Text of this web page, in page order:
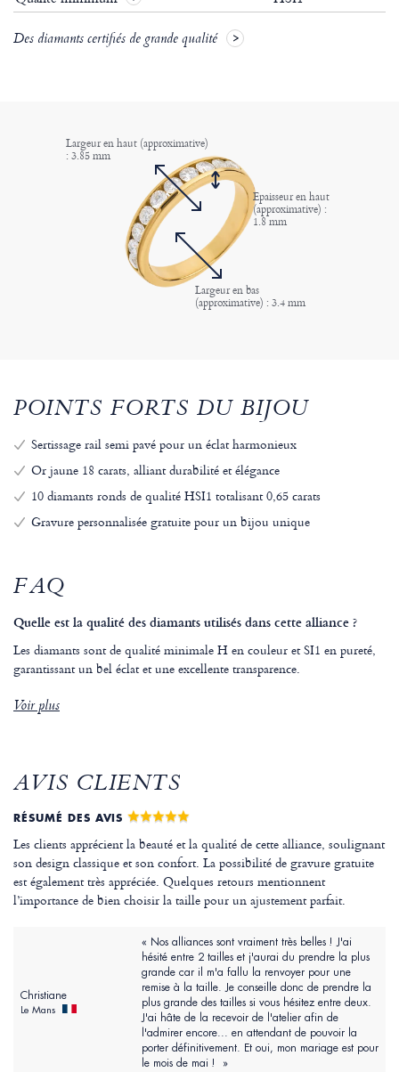
Des diamants certifiés de grande qualité
Largeur en haut (approximative)
: 3.85 mm
Epaisseur en haut
(approximative) :
1.8 mm
Largeur en bas
(approximative) : 3.4 mm
POINTS FORTS DU BIJOU
Sertissage rail semi pavé pour un éclat harmonieux
Or jaune 18 carats, alliant durabilité et élégance
10 diamants ronds de qualité HSI1 totalisant 0,65 carats
Gravure personnalisée gratuite pour un bijou unique
FAQ
Quelle est la qualité des diamants utilisés dans cette alliance ?
Les diamants sont de qualité minimale H en couleur et SI1 en pureté,
garantissant un bel éclat et une excellente transparence.
Voir plus
AVIS CLIENTS
RÉSUMÉ DES AVIS
Les clients apprécient la beauté et la qualité de cette alliance, soulignant
son design classique et son confort. La possibilité de gravure gratuite
est également très appréciée. Quelques retours mentionnent
l’importance de bien choisir la taille pour un ajustement parfait.
Christiane
Le Mans
« Nos alliances sont vraiment très belles ! J'ai
hésité entre 2 tailles et j'aurai du prendre la plus
grande car il m'a fallu la renvoyer pour une
remise à la taille. Je conseille donc de prendre la
plus grande des tailles si vous hésitez entre deux.
J'ai hâte de la recevoir de l'atelier afin de
l'admirer encore... en attendant de pouvoir la
porter définitivement. Et oui, mon mariage est pour
le mois de mai ! »